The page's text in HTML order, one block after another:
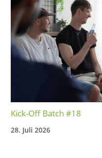
Kick-Off Batch #18
28. Juli 2026